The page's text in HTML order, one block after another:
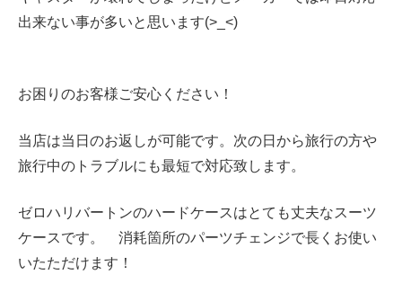
出来ない事が多いと思います(>_<)
お困りのお客様ご安心ください！
当店は当日のお返しが可能です。次の日から旅行の方や
旅行中のトラブルにも最短で対応致します。
ゼロハリバートンのハードケースはとても丈夫なスーツ
ケースです。 消耗箇所のパーツチェンジで長くお使い
いたただけます！